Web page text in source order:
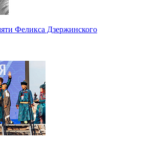
Феликса Дзержинского